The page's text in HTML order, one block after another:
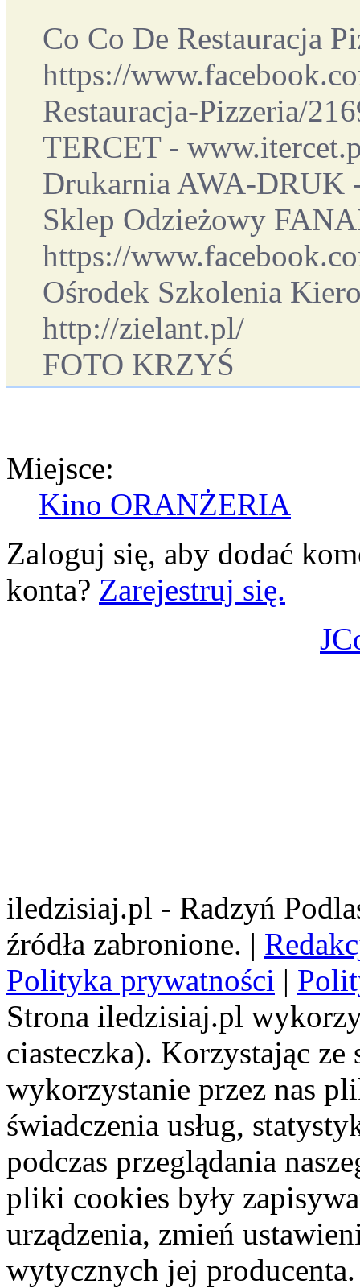
Co Co De Restauracja
https://
Restauracja-Pizzeria/
TERCET -
Drukarnia AWA-DRUK
Sklep Odzieżowy
https://
Ośrodek Szkolenia
http://zielant.pl/
FOTO KRZYŚ
Miejsce:
Kino ORANŻERIA
Zaloguj się, aby dodać
konta? Zarejestruj się.
iledzisiaj.pl - Radzyń
źródła zabronione. |
Polityka prywatności |
Strona iledzisiaj.pl
ciasteczka). Korzystając
wykorzystanie przez nas
świadczenia usług,
podczas przeglądania
pliki cookies były
urządzenia, zmień
wytycznych jej producenta.